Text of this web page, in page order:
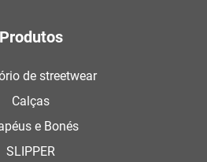
Produtos
de streetwear
Calças
e Bonés
SLIPPER